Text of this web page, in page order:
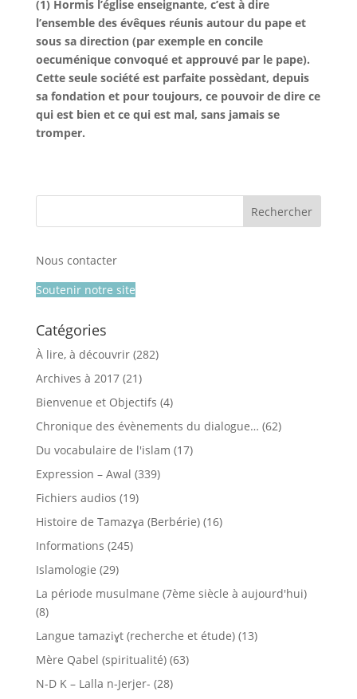
(1) Hormis l’église enseignante, c’est à dire
l’ensemble des évêques réunis autour du pape et
sous sa direction (par exemple en concile
oecuménique convoqué et approuvé par le pape).
Cette seule société est parfaite possèdant, depuis
sa fondation et pour toujours, ce pouvoir de dire ce
qui est bien et ce qui est mal, sans jamais se
tromper.
Nous contacter
Soutenir notre site
Catégories
À lire, à découvrir(282)
Archives à 2017(21)
Bienvenue et Objectifs (4)
Chronique des évènements du dialogue… (62)
Du vocabulaire de l'islam (17)
Expression – Awal (339)
Fichiers audios (19)
Histoire de Tamazɣa (Berbérie)(16)
Informations (245)
Islamologie (29)
La période musulmane (7ème siècle à aujourd'hui)
(8)
Langue tamaziɣt (recherche et étude)(13)
Mère Qabel (spiritualité)(63)
N-D K – Lalla n-Jerjer- (28)